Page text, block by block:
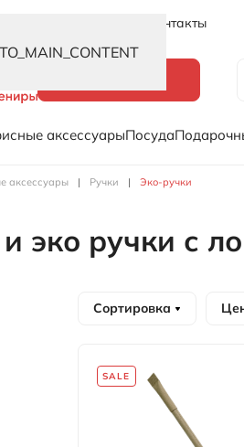
Контакты
аксессуарыПосуда
аксессуары Ручки Эко-ручки
эко ручки с
Сортировка
SALE